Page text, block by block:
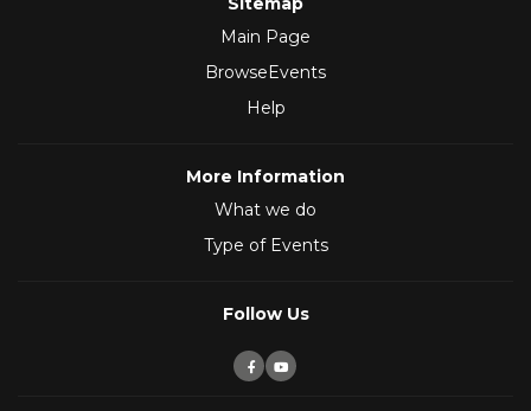
Main Page
BrowseEvents
Help
More Information
What we do
Type of Events
Follow Us